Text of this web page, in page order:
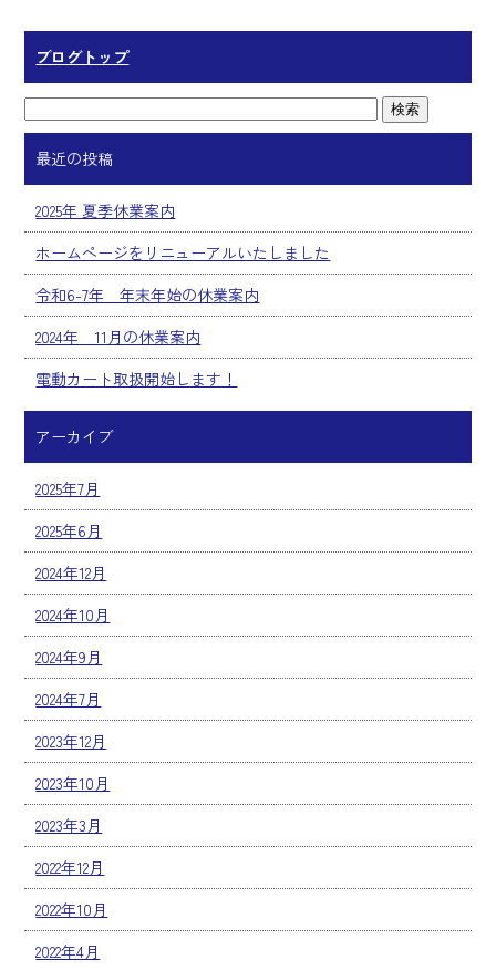
ブログトップ
最近の投稿
2025年 夏季休業案内
ホームページをリニューアルいたしました
令和6-7年 年末年始の休業案内
2024年 11月の休業案内
電動カート取扱開始します！
アーカイブ
2025年7月
2025年6月
2024年12月
2024年10月
2024年9月
2024年7月
2023年12月
2023年10月
2023年3月
2022年12月
2022年10月
2022年4月